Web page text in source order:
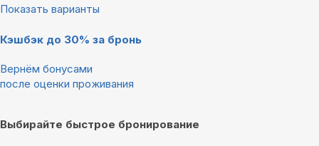
Показать варианты
Кэшбэк до 30% за бронь
Вернём бонусами
после оценки проживания
Выбирайте быстрое бронирование